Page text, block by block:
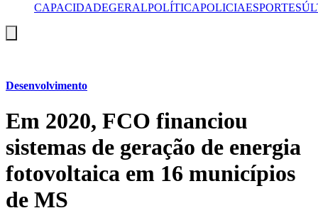
CAPACIDADEGERALPOLÍTICAPOLICIAESPORTES
de
Desenvolvimento
Em 2020, FCO financiou
sistemas de geração de energia
fotovoltaica em 16 municípios
de MS